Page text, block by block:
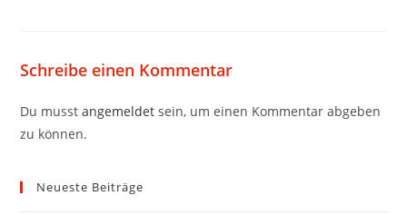
Schreibe einen Kommentar
Du musstangemeldet sein, um einen Kommentar abgeben
zu können.
Neueste Beiträge